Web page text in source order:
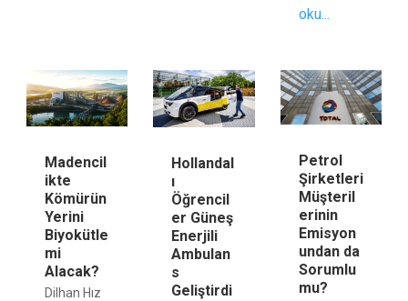
oku...
Madencil
ikte
Kömürün
Yerini
Biyokütle
mi
Alacak?
Dilhan Hız
Hollandal
ı
Öğrencil
er Güneş
Enerjili
Ambulan
s
Geliştirdi
Petrol
Şirketleri
Müşteril
erinin
Emisyon
undan da
Sorumlu
mu?